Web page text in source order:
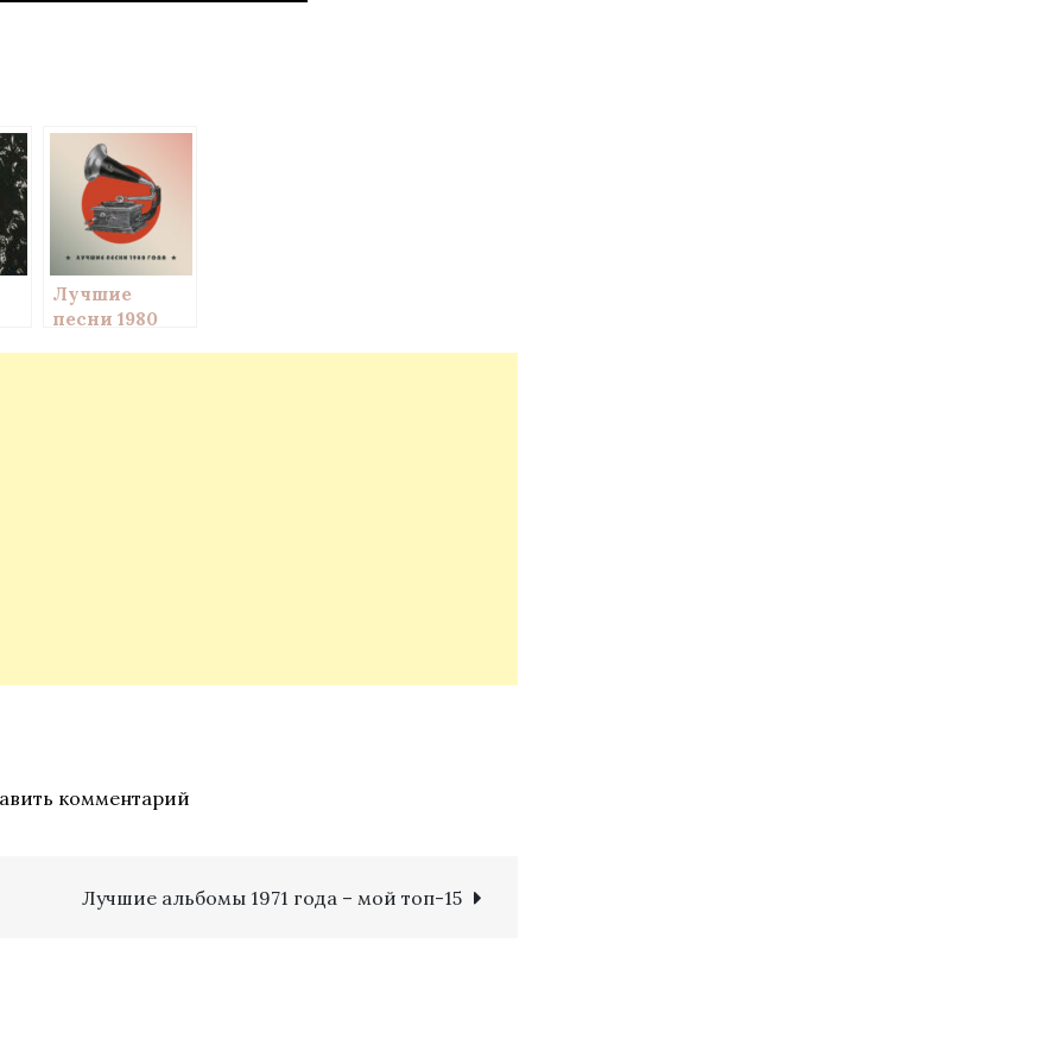
Лучшие
песни 1980
комментарий
the
Лучшие альбомы 1971 года – мой топ-15